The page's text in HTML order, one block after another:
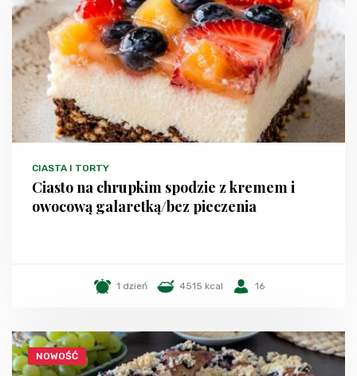
CIASTA I TORTY
Ciasto na chrupkim spodzie z kremem i
owocową galaretką/bez pieczenia
1 dzień 4515 kcal 16
NOWOŚĆ